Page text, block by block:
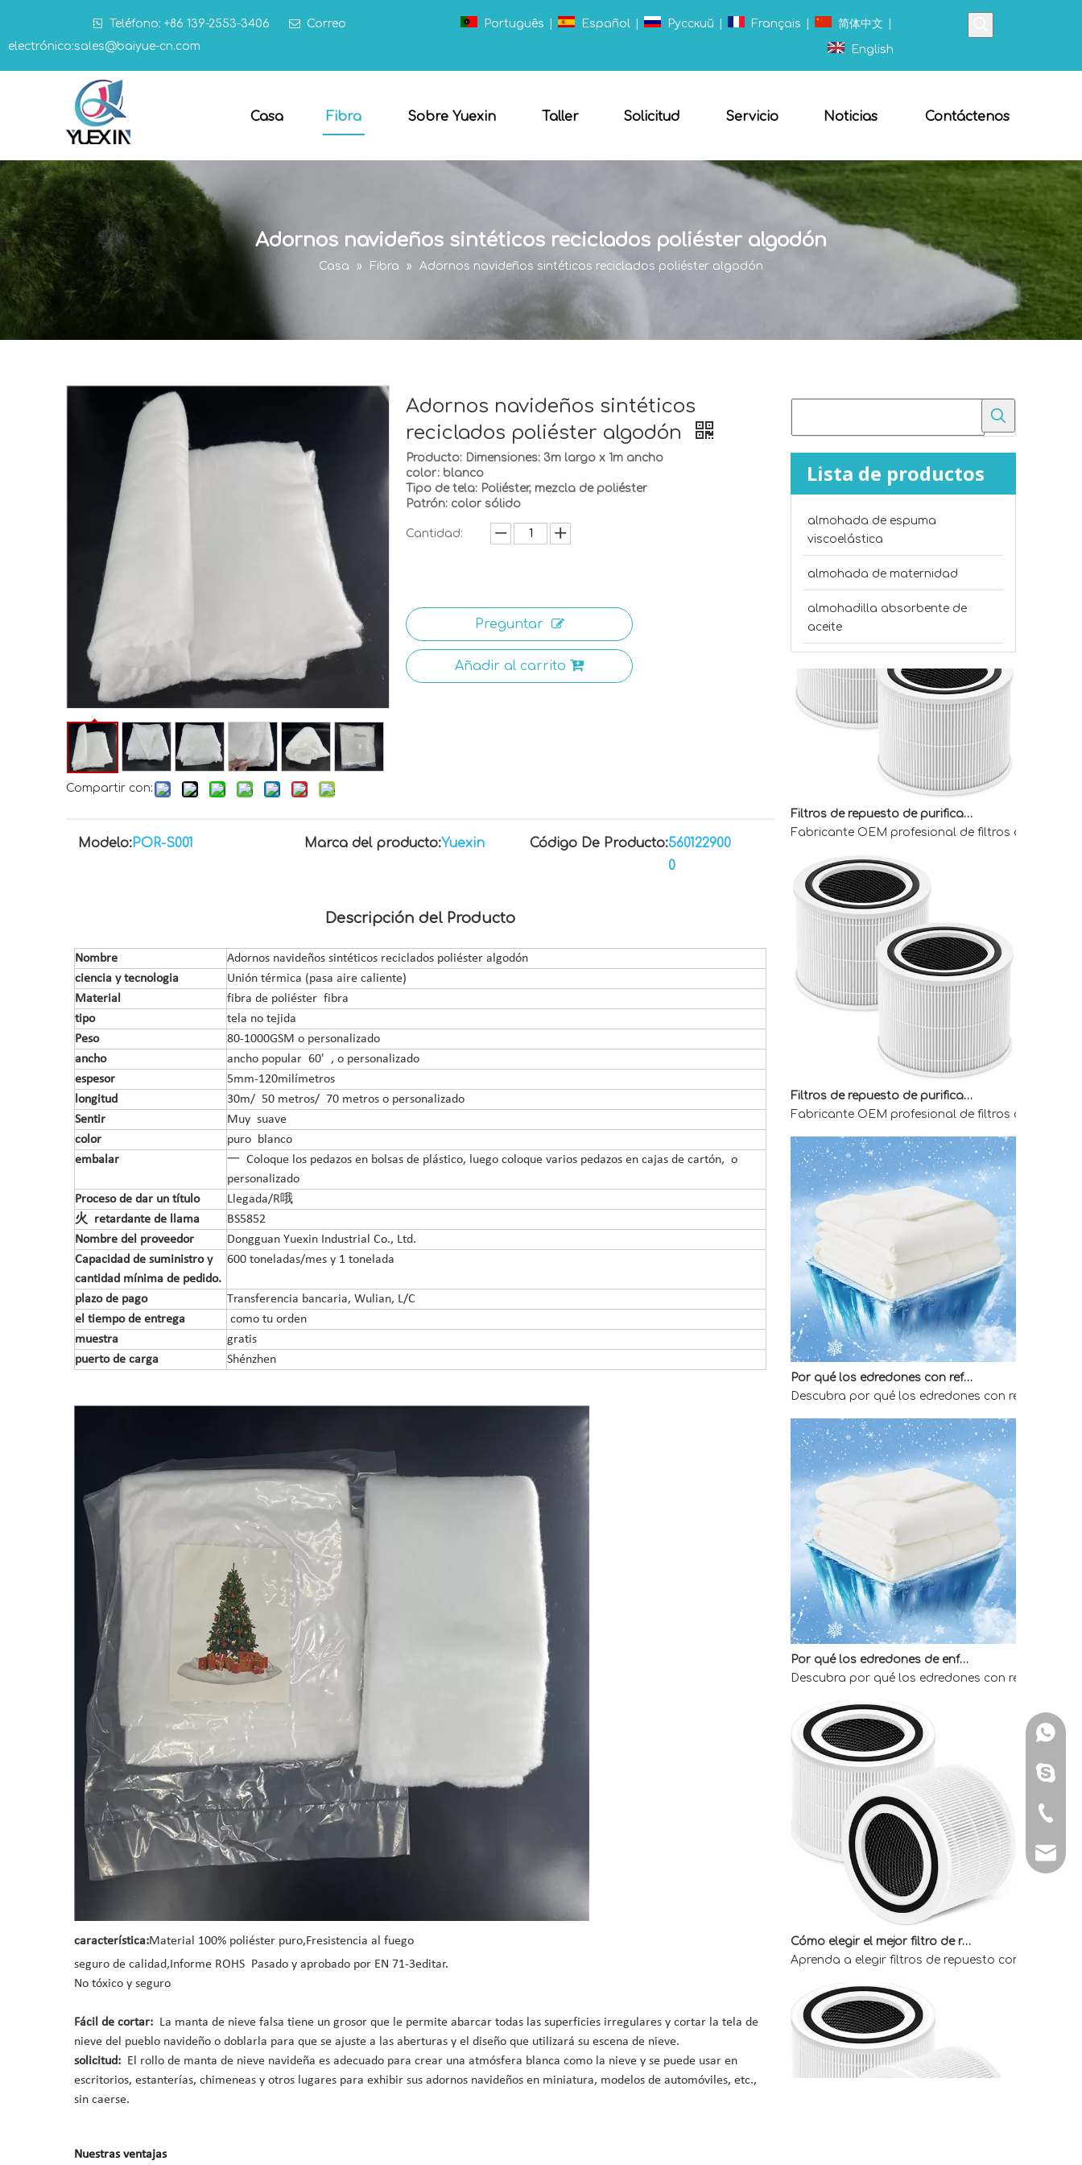
 Teléfono: +86 139-2553-3406  Correo
electrónico:sales@baiyue-cn.com
Português Español Pусский Français 简体中文
English
Casa Fibra Sobre Yuexin Taller Solicitud Servicio Noticias Contáctenos
Adornos navideños sintéticos reciclados poliéster algodón
Casa » Fibra » Adornos navideños sintéticos reciclados poliéster algodón
Compartir con:
Adornos navideños sintéticos
reciclados poliéster algodón
Producto: Dimensiones: 3m largo x 1m ancho
color: blanco
Tipo de tela: Poliéster, mezcla de poliéster
Patrón: color sólido
Cantidad:
Preguntar
Añadir al carrito
Modelo:POR-S001 Marca del producto:Yuexin Código De Producto:560122900
0
Descripción del Producto
Nombre
Adornos navideños sintéticos reciclados poliéster algodón
ciencia y tecnologia
Unión térmica (pasa aire caliente)
Material
fibra de poliéster fibra
tipo
tela no tejida
Peso
80-1000GSM o personalizado
ancho
ancho popular 60' , o personalizado
espesor
5mm-120milímetros
longitud
30m/ 50 metros/ 70 metros o personalizado
Sentir
Muy suave
color
puro
blanco
embalar
一 Coloque los pedazos en bolsas de plástico, luego coloque varios pedazos en cajas de cartón, o
personalizado
Proceso de dar un título
Llegada/R哦
火 retardante de llama
BS5852
Nombre del proveedor
Dongguan Yuexin Industrial Co., Ltd.
Capacidad de suministro y
cantidad mínima de pedido.
600 toneladas/mes y 1 tonelada
plazo de pago
Transferencia bancaria, Wulian, L/C
el tiempo de entrega
como tu orden
muestra
gratis
puerto de carga
Shénzhen
característica:Material 100% poliéster puro,Fresistencia al fuego
seguro de calidad, Informe ROHS Pasado y aprobado por EN 71-3editar.
No tóxico y seguro
Fácil de cortar: La manta de nieve falsa tiene un grosor que le permite abarcar todas las superficies irregulares y cortar la tela de
nieve del pueblo navideño o doblarla para que se ajuste a las aberturas y el diseño que utilizará su escena de nieve.
solicitud: El rollo de manta de nieve navideña es adecuado para crear una atmósfera blanca como la nieve y se puede usar en
escritorios, estanterías, chimeneas y otros lugares para exhibir sus adornos navideños en miniatura, modelos de automóviles, etc.,
sin caerse.
Nuestras ventajas
Lista de productos
almohada de espuma
viscoelástica
almohada de maternidad
almohadilla absorbente de
aceite
Compare el fieltro punzonado con el algodón
Filtros de repuesto de purificador de aire OEM para compradores mayoristas
Fabricante OEM profesional de filtros de
Filtros de repuesto de purificador de aire OEM para compradores mayoristas
Fabricante OEM profesional de filtros de
Descubra por qué los edredones con
Descubra por qué los edredones con
Aprenda a elegir filtros de repuesto compatibles
Skype:
Tel: +
E-mail: